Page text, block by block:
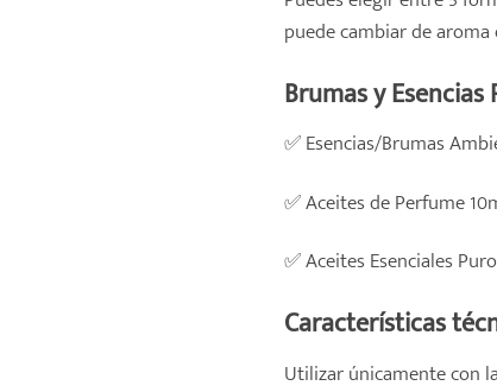
puede cambiar de
Brumas y
✅Esencias/Brumas
✅Aceites de Perfume
✅Aceites Esenciales
Características
Utilizar únicamente con